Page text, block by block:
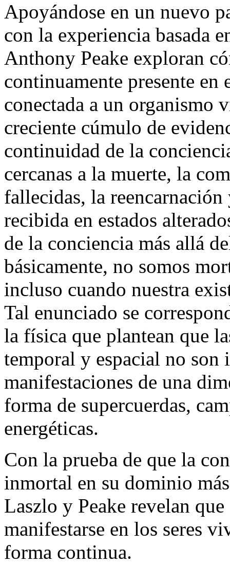
Apoyándose en un nuevo
con la experiencia basada
Anthony Peake exploran
continuamente presente
conectada a un organismo
creciente cúmulo de
continuidad de la
cercanas a la muerte, la
fallecidas, la
recibida en estados
de la conciencia más allá
básicamente, no somos
incluso cuando nuestra
Tal enunciado se
la física que plantean que
temporal y espacial no son
manifestaciones de una
forma de supercuerdas,
energéticas.
Con la prueba de que la
inmortal en su dominio
Laszlo y Peake revelan
manifestarse en los seres
forma continua.